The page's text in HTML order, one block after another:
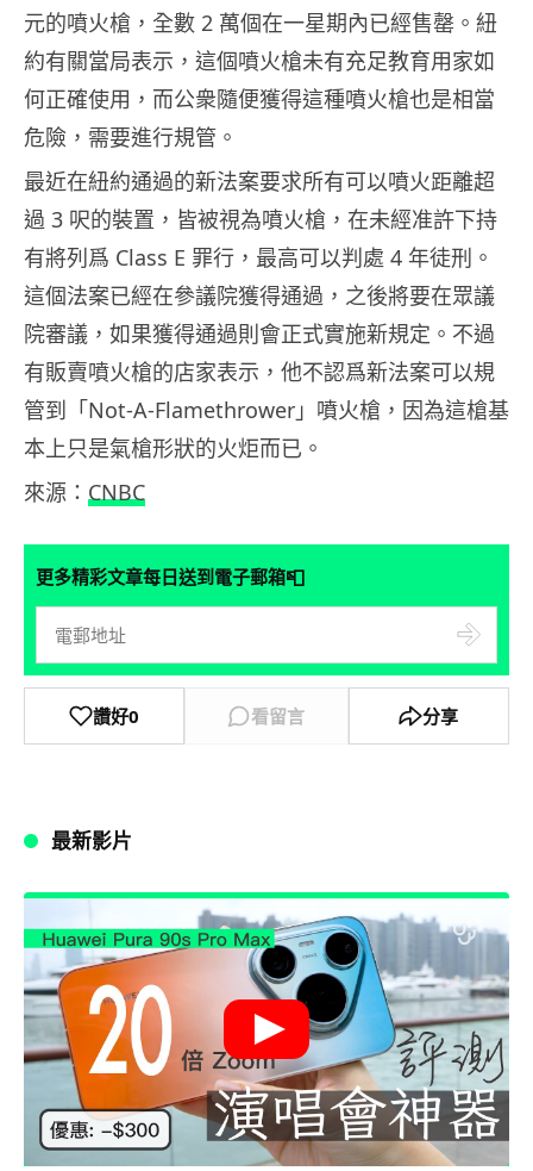
元的噴火槍，全數 2 萬個在一星期內已經售罄。紐
約有關當局表示，這個噴火槍未有充足教育用家如
何正確使用，而公衆隨便獲得這種噴火槍也是相當
危險，需要進行規管。
最近在紐約通過的新法案要求所有可以噴火距離超
過 3 呎的裝置，皆被視為噴火槍，在未經准許下持
有將列爲 Class E 罪行，最高可以判處 4 年徒刑。
這個法案已經在參議院獲得通過，之後將要在眾議
院審議，如果獲得通過則會正式實施新規定。不過
有販賣噴火槍的店家表示，他不認爲新法案可以規
管到「Not-A-Flamethrower」噴火槍，因為這槍基
本上只是氣槍形狀的火炬而已。
來源： CNBC
更多精彩文章每日送到電子郵箱📮
讚好0 看留言 分享
最新影片